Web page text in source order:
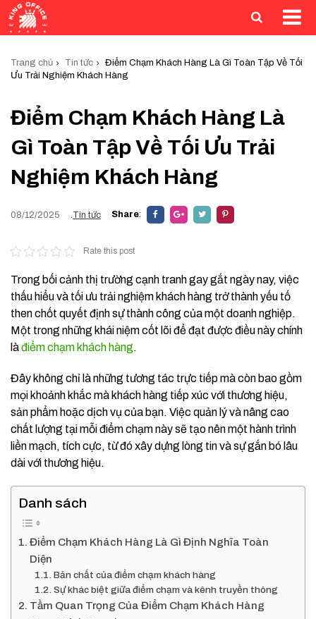
Trang chủ Tin tức
Điểm Chạm Khách Hàng Là Gì Toàn Tập Về Tối
Ưu Trải Nghiệm Khách Hàng
Điểm Chạm Khách Hàng Là
Gì Toàn Tập Về Tối Ưu Trải
Nghiệm Khách Hàng
08/12/2025 Tin tức Share:
Rate this post
Trong bối cảnh thị trường cạnh tranh gay gắt ngày nay, việc
thấu hiểu và tối ưu trải nghiệm khách hàng trở thành yếu tố
then chốt quyết định sự thành công của một doanh nghiệp.
Một trong những khái niệm cốt lõi để đạt được điều này chính
làđiểm chạm khách hàng.
Đây không chỉ là những tương tác trực tiếp mà còn bao gồm
mọi khoảnh khắc mà khách hàng tiếp xúc với thương hiệu,
sản phẩm hoặc dịch vụ của bạn. Việc quản lý và nâng cao
chất lượng tại mỗi điểm chạm này sẽ tạo nên một hành trình
liền mạch, tích cực, từ đó xây dựng lòng tin và sự gắn bó lâu
dài với thương hiệu.
Danh sách
Điểm Chạm Khách Hàng Là Gì Định Nghĩa Toàn
Diện
Bản chất của điểm chạm khách hàng
Sự khác biệt giữa điểm chạm và kênh truyền thông
Tầm Quan Trọng Của Điểm Chạm Khách Hàng